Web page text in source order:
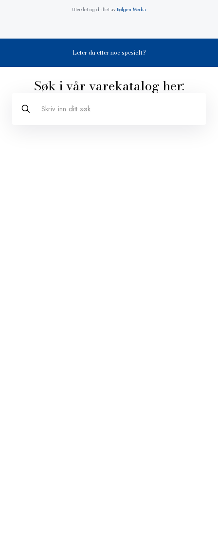
Utviklet og driftet av Bølgen Media
Leter du etter noe spesielt?
Søk i vår varekatalog her: